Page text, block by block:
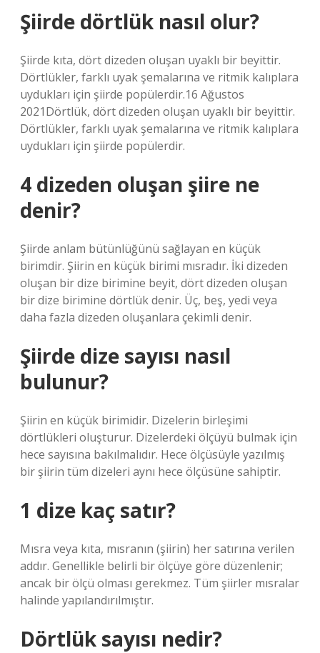
Şiirde dörtlük nasıl olur?
Şiirde kıta, dört dizeden oluşan uyaklı bir beyittir.
Dörtlükler, farklı uyak şemalarına ve ritmik kalıplara
uydukları için şiirde popülerdir.16 Ağustos
2021Dörtlük, dört dizeden oluşan uyaklı bir beyittir.
Dörtlükler, farklı uyak şemalarına ve ritmik kalıplara
uydukları için şiirde popülerdir.
4 dizeden oluşan şiire ne
denir?
Şiirde anlam bütünlüğünü sağlayan en küçük
birimdir. Şiirin en küçük birimi mısradır. İki dizeden
oluşan bir dize birimine beyit, dört dizeden oluşan
bir dize birimine dörtlük denir. Üç, beş, yedi veya
daha fazla dizeden oluşanlara çekimli denir.
Şiirde dize sayısı nasıl
bulunur?
Şiirin en küçük birimidir. Dizelerin birleşimi
dörtlükleri oluşturur. Dizelerdeki ölçüyü bulmak için
hece sayısına bakılmalıdır. Hece ölçüsüyle yazılmış
bir şiirin tüm dizeleri aynı hece ölçüsüne sahiptir.
1 dize kaç satır?
Mısra veya kıta, mısranın (şiirin) her satırına verilen
addır. Genellikle belirli bir ölçüye göre düzenlenir;
ancak bir ölçü olması gerekmez. Tüm şiirler mısralar
halinde yapılandırılmıştır.
Dörtlük sayısı nedir?